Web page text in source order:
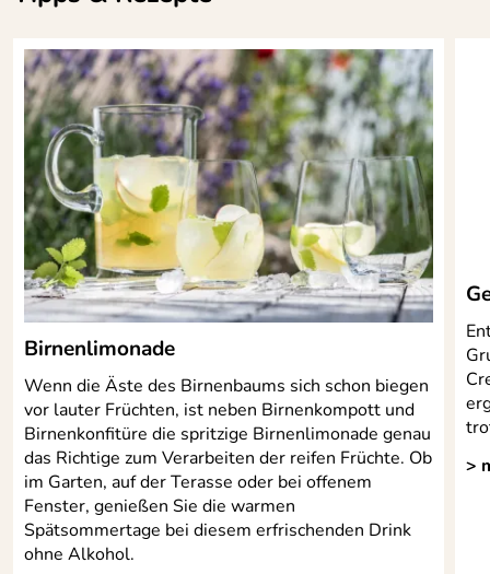
Birnenlimonade
Wenn die Äste des Birnenbaums sich schon biegen
vor lauter Früchten, ist neben Birnenkompott und
Birnenkonfitüre die spritzige Birnenlimonade genau
das Richtige zum Verarbeiten der reifen Früchte. Ob
im Garten, auf der Terasse oder bei offenem
Fenster, genießen Sie die warmen
Spätsommertage bei diesem erfrischenden Drink
ohne Alkohol.
>